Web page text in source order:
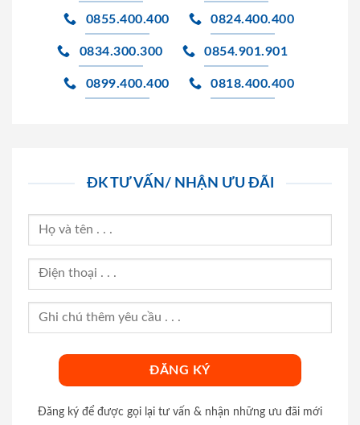
0855.400.400 0824.400.400
0834.300.300 0854.901.901
0899.400.400 0818.400.400
ĐK TƯ VẤN/ NHẬN ƯU ĐÃI
Đăng ký để được gọi lại tư vấn & nhận những ưu đãi mới